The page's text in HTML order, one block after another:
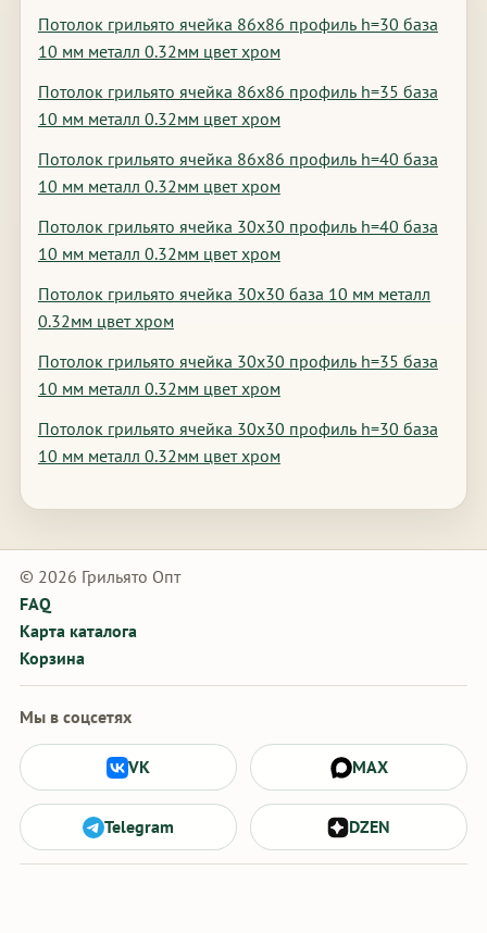
Потолок грильято ячейка 86х86 профиль h=30 база
10 мм металл 0.32мм цвет хром
Потолок грильято ячейка 86х86 профиль h=35 база
10 мм металл 0.32мм цвет хром
Потолок грильято ячейка 86х86 профиль h=40 база
10 мм металл 0.32мм цвет хром
Потолок грильято ячейка 30х30 профиль h=40 база
10 мм металл 0.32мм цвет хром
Потолок грильято ячейка 30х30 база 10 мм металл
0.32мм цвет хром
Потолок грильято ячейка 30х30 профиль h=35 база
10 мм металл 0.32мм цвет хром
Потолок грильято ячейка 30х30 профиль h=30 база
10 мм металл 0.32мм цвет хром
© 2026 Грильято Опт
FAQ
Карта каталога
Корзина
Мы в соцсетях
VK MAX
Telegram DZEN